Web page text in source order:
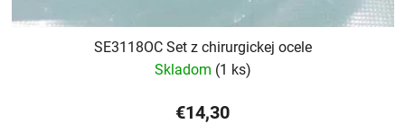
SE3118OC Set z chirurgickej ocele
Skladom (1 ks)
€14,30